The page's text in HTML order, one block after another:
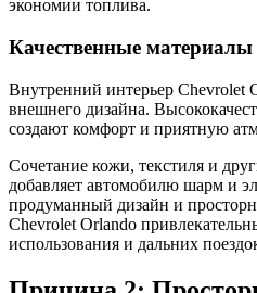
экономии топлива.
Качественные материалы
Внутренний интерьер Chevrolet
внешнего дизайна.
создают комфорт и приятную
Сочетание кожи, текстиля и
добавляет автомобилю шарм и
продуманный дизайн и
Chevrolet Orlando
использования и дальних